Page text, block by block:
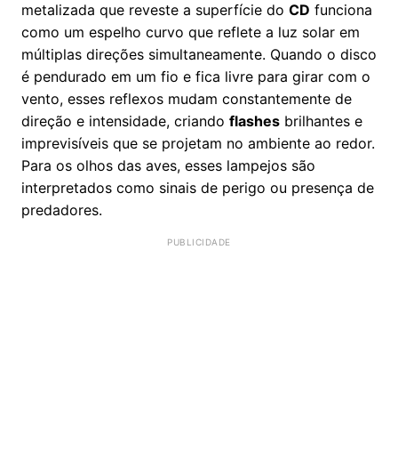
metalizada que reveste a superfície do CD funciona
como um espelho curvo que reflete a luz solar em
múltiplas direções simultaneamente. Quando o disco
é pendurado em um fio e fica livre para girar com o
vento, esses reflexos mudam constantemente de
direção e intensidade, criando flashes brilhantes e
imprevisíveis que se projetam no ambiente ao redor.
Para os olhos das aves, esses lampejos são
interpretados como sinais de perigo ou presença de
predadores.